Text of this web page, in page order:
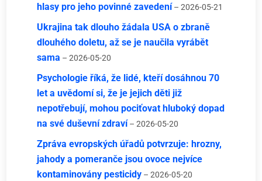
hlasy pro jeho povinné zavedení – 2026-05-21
Ukrajina tak dlouho žádala USA o zbraně
dlouhého doletu, až se je naučila vyrábět
sama – 2026-05-20
Psychologie říká, že lidé, kteří dosáhnou 70
let a uvědomí si, že je jejich děti již
nepotřebují, mohou pociťovat hluboký dopad
na své duševní zdraví – 2026-05-20
Zpráva evropských úřadů potvrzuje: hrozny,
jahody a pomeranče jsou ovoce nejvíce
kontaminovány pesticidy – 2026-05-20